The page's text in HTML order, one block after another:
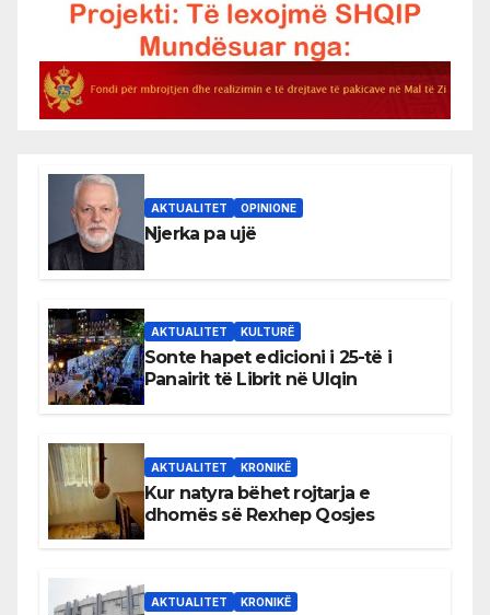
AKTUALITET OPINIONE
Njerka pa ujë
AKTUALITET KULTURË
Sonte hapet edicioni i 25-të i
Panairit të Librit në Ulqin
AKTUALITET KRONIKË
Kur natyra bëhet rojtarja e
dhomës së Rexhep Qosjes
AKTUALITET KRONIKË